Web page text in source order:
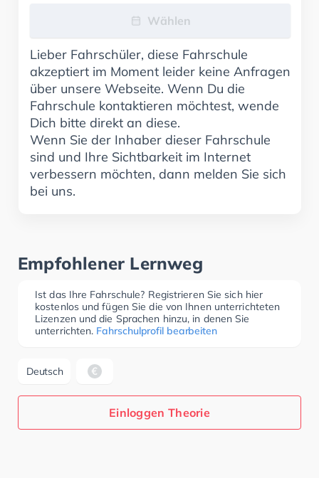
Wählen
Lieber Fahrschüler, diese Fahrschule
akzeptiert im Moment leider keine Anfragen
über unsere Webseite. Wenn Du die
Fahrschule kontaktieren möchtest, wende
Dich bitte direkt an diese.
Wenn Sie der Inhaber dieser Fahrschule
sind und Ihre Sichtbarkeit im Internet
verbessern möchten, dann melden Sie sich
bei uns.
Empfohlener Lernweg
Ist das Ihre Fahrschule? Registrieren Sie sich hier
kostenlos und fügen Sie die von Ihnen unterrichteten
Lizenzen und die Sprachen hinzu, in denen Sie
unterrichten. Fahrschulprofil bearbeiten
Deutsch
Einloggen Theorie